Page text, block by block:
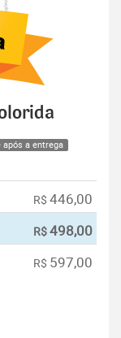
após a entrega
R$ 446,00
R$498,00
R$ 597,00